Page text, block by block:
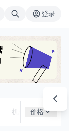
登录
机器学习 组合
价格